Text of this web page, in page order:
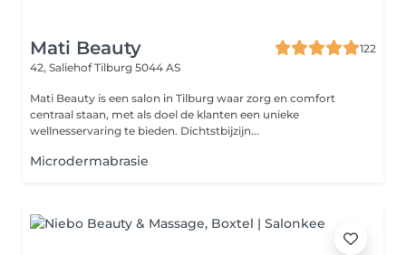
Mati Beauty
122
42, SaliehofTilburg 5044 AS
Mati Beauty is een salon in Tilburg waar zorg en comfort
centraal staan, met als doel de klanten een unieke
wellnesservaring te bieden. Dichtstbijzijn...
Microdermabrasie